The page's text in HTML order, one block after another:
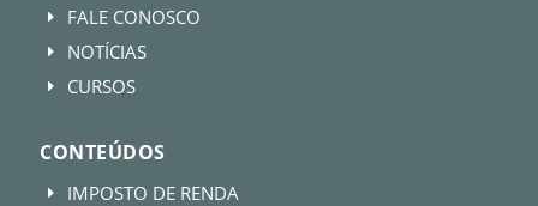
E FALE CONOSCO
E NOTÍCIAS
E CURSOS
CONTEÚDOS
E IMPOSTO DE RENDA